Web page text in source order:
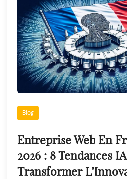
Blog
Entreprise Web En
2026 : 8 Tendances
Transformer